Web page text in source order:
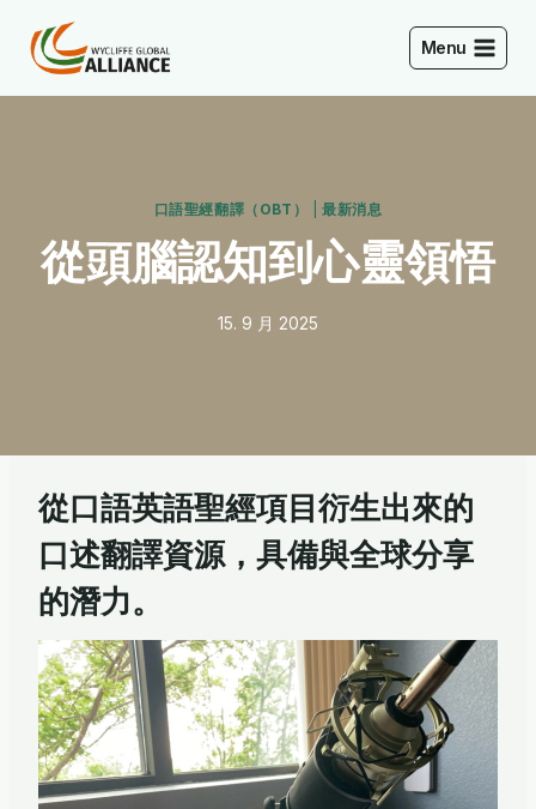
content
Menu
口語聖經翻譯（OBT） 最新消息
從頭腦認知到心靈領悟
15. 9 月 2025
從口語英語聖經項目衍生出來的
口述翻譯資源，具備與全球分享
的潛力。